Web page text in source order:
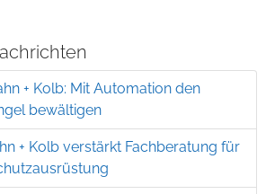
+ Kolb: Mit Automation den
bewältigen
+ Kolb verstärkt Fachberatung für